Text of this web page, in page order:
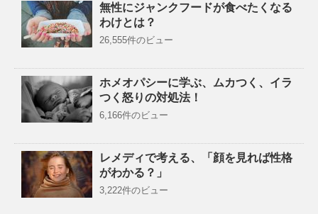
無性にジャンクフードが食べたくなる
わけとは？
26,555件のビュー
ホメオパシーに学ぶ、ムカつく、イラ
つく怒りの対処法！
6,166件のビュー
レメディで考える、「顔を見れば性格
がわかる？」
3,222件のビュー